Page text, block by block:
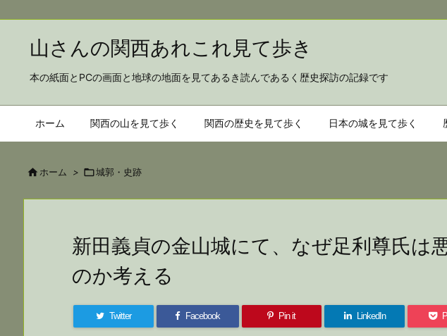
山さんの関西あれこれ見て歩き
本の紙面とPCの画面と地球の地面を見てあるき読んであるく歴史探訪の記録です
ホーム 関西の山を見て歩く 関西の歴史を見て歩く 日本の城を見て歩く
 ホーム > 城郭・史跡
新田義貞の金山城にて、なぜ足利尊氏は
のか考える
Twitter Facebook Pin it LinkedIn